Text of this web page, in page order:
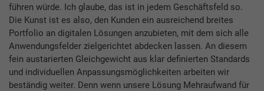
führen würde. Ich glaube, das ist in jedem Geschäftsfeld so.
Die Kunst ist es also, den Kunden ein ausreichend breites
Portfolio an digitalen Lösungen anzubieten, mit dem sich alle
Anwendungsfelder zielgerichtet abdecken lassen. An diesem
fein austarierten Gleichgewicht aus klar definierten Standards
und individuellen Anpassungsmöglichkeiten arbeiten wir
beständig weiter. Denn wenn unsere Lösung Mehraufwand für